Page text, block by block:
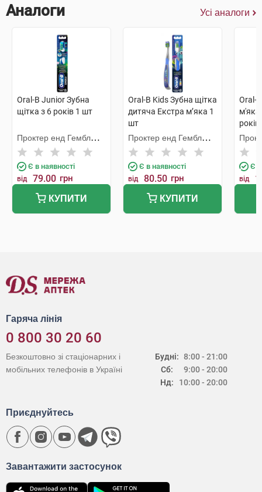
Аналоги Усі аналоги
Oral-B Junior Зубна
щітка з 6 років 1 шт
Проктер енд Гембл
Меньюфекчурінг
Є в наявності
від 79.00 грн
КУПИТИ
Oral-B Kids Зубна щітка
дитяча Екстра м’яка 1
шт
Проктер енд Гембл
Меньюфекчурінг
Є в наявності
від 80.50 грн
КУПИТИ
Oral-
м'яка
Є в
від
Гаряча лінія
0 800 30 20 60
Будні:
Сб:
Нд:
8:00 - 21:00
9:00 - 20:00
10:00 - 20:00
Безкоштовно зі стаціонарних і
мобільних телефонів в Україні
Завантажити застосунок
Приєднуйтесь